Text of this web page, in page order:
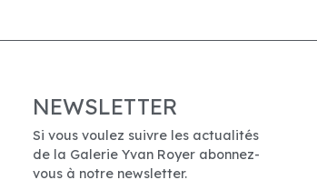
NEWSLETTER
Si vous voulez suivre les actualités
de la Galerie Yvan Royer abonnez-
vous à notre newsletter.